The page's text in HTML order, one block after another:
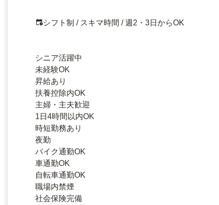
シフト制 / スキマ時間 / 週2・3日からOK
シニア活躍中
未経験OK
昇給あり
扶養控除内OK
主婦・主夫歓迎
1日4時間以内OK
時短勤務あり
夜勤
バイク通勤OK
車通勤OK
自転車通勤OK
職場内禁煙
社会保険完備